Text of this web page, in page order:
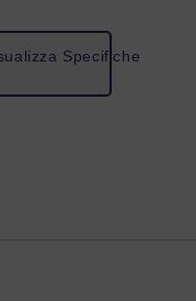
Specifiche